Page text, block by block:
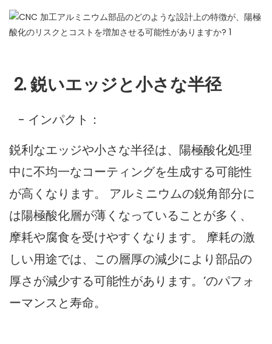
2. 鋭いエッジと小さな半径
- インパクト：
鋭利なエッジや小さな半径は、陽極酸化処理
中に不均一なコーティングを生成する可能性
が高くなります。 アルミニウムの鋭角部分に
は陽極酸化層が薄くなっていることが多く、
摩耗や腐食を受けやすくなります。 摩耗の激
しい用途では、この層厚の減少により部品の
厚さが減少する可能性があります。’のパフォ
ーマンスと寿命。